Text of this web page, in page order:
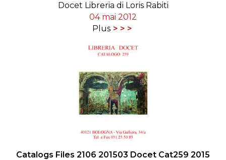
Docet Libreria di Loris Rabiti
04 mai 2012
Plus
Catalogs Files 2106 201503 Docet Cat259 2015